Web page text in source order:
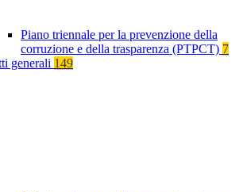
Piano triennale per la prevenzione della
corruzione e della trasparenza (PTPCT) 7
generali 149